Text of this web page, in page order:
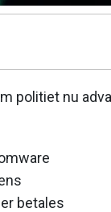
politiet nu
betales